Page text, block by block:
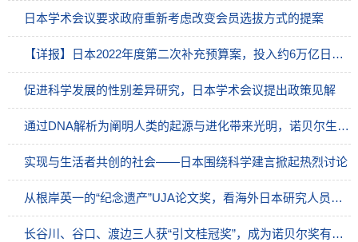
日本学术会议要求政府重新考虑改变会员选拔方式的提案
【详报】日本2022年度第二次补充预算案，投入约6万亿日元支持创新和初创事业
促进科学发展的性别差异研究，日本学术会议提出政策见解
通过DNA解析为阐明人类的起源与进化带来光明，诺贝尔生理学或医学奖获奖者佩博是位知日家
实现与生活者共创的社会——日本围绕科学建言掀起热烈讨论
从根岸英一的“纪念遗产”UJA论文奖，看海外日本研究人员的热情
长谷川、谷口、渡边三人获“引文桂冠奖”，成为诺贝尔奖有力候选人